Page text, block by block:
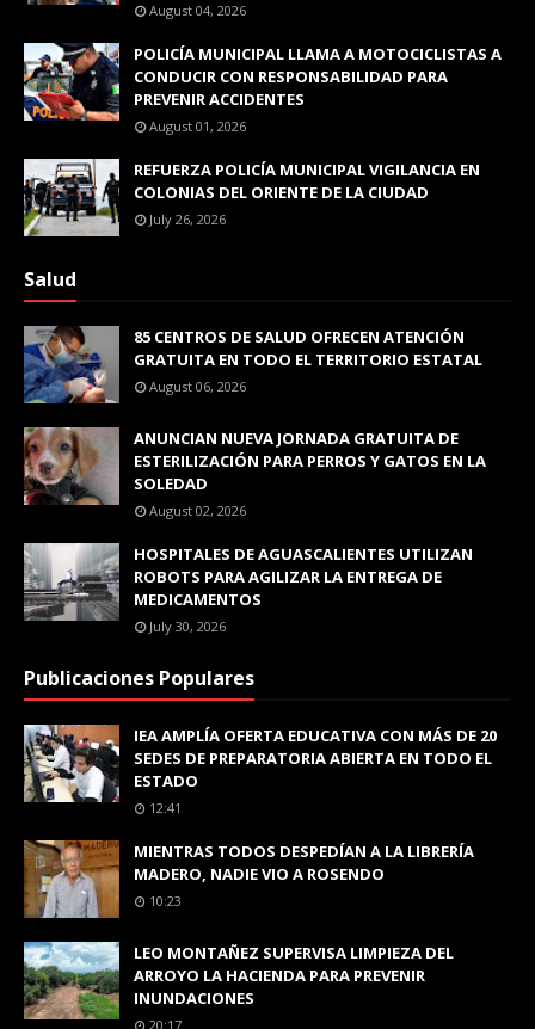
August 04, 2026
POLICÍA MUNICIPAL LLAMA A MOTOCICLISTAS A
CONDUCIR CON RESPONSABILIDAD PARA
PREVENIR ACCIDENTES
August 01, 2026
REFUERZA POLICÍA MUNICIPAL VIGILANCIA EN
COLONIAS DEL ORIENTE DE LA CIUDAD
July 26, 2026
Salud
85 CENTROS DE SALUD OFRECEN ATENCIÓN
GRATUITA EN TODO EL TERRITORIO ESTATAL
August 06, 2026
ANUNCIAN NUEVA JORNADA GRATUITA DE
ESTERILIZACIÓN PARA PERROS Y GATOS EN LA
SOLEDAD
August 02, 2026
HOSPITALES DE AGUASCALIENTES UTILIZAN
ROBOTS PARA AGILIZAR LA ENTREGA DE
MEDICAMENTOS
July 30, 2026
Publicaciones Populares
IEA AMPLÍA OFERTA EDUCATIVA CON MÁS DE 20
SEDES DE PREPARATORIA ABIERTA EN TODO EL
ESTADO
12:41
MIENTRAS TODOS DESPEDÍAN A LA LIBRERÍA
MADERO, NADIE VIO A ROSENDO
10:23
LEO MONTAÑEZ SUPERVISA LIMPIEZA DEL
ARROYO LA HACIENDA PARA PREVENIR
INUNDACIONES
20:17